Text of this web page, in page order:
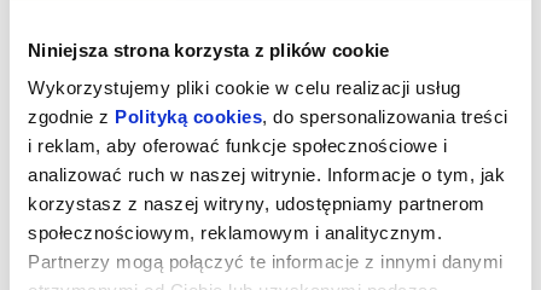
Niniejsza strona korzysta z plików cookie
Wykorzystujemy pliki cookie w celu realizacji usług
zgodnie z Polityką cookies, do spersonalizowania treści
i reklam, aby oferować funkcje społecznościowe i
analizować ruch w naszej witrynie. Informacje o tym, jak
korzystasz z naszej witryny, udostępniamy partnerom
społecznościowym, reklamowym i analitycznym.
Partnerzy mogą połączyć te informacje z innymi danymi
Sprzedaż biletów on-line na wydarzenie
została zakończona.